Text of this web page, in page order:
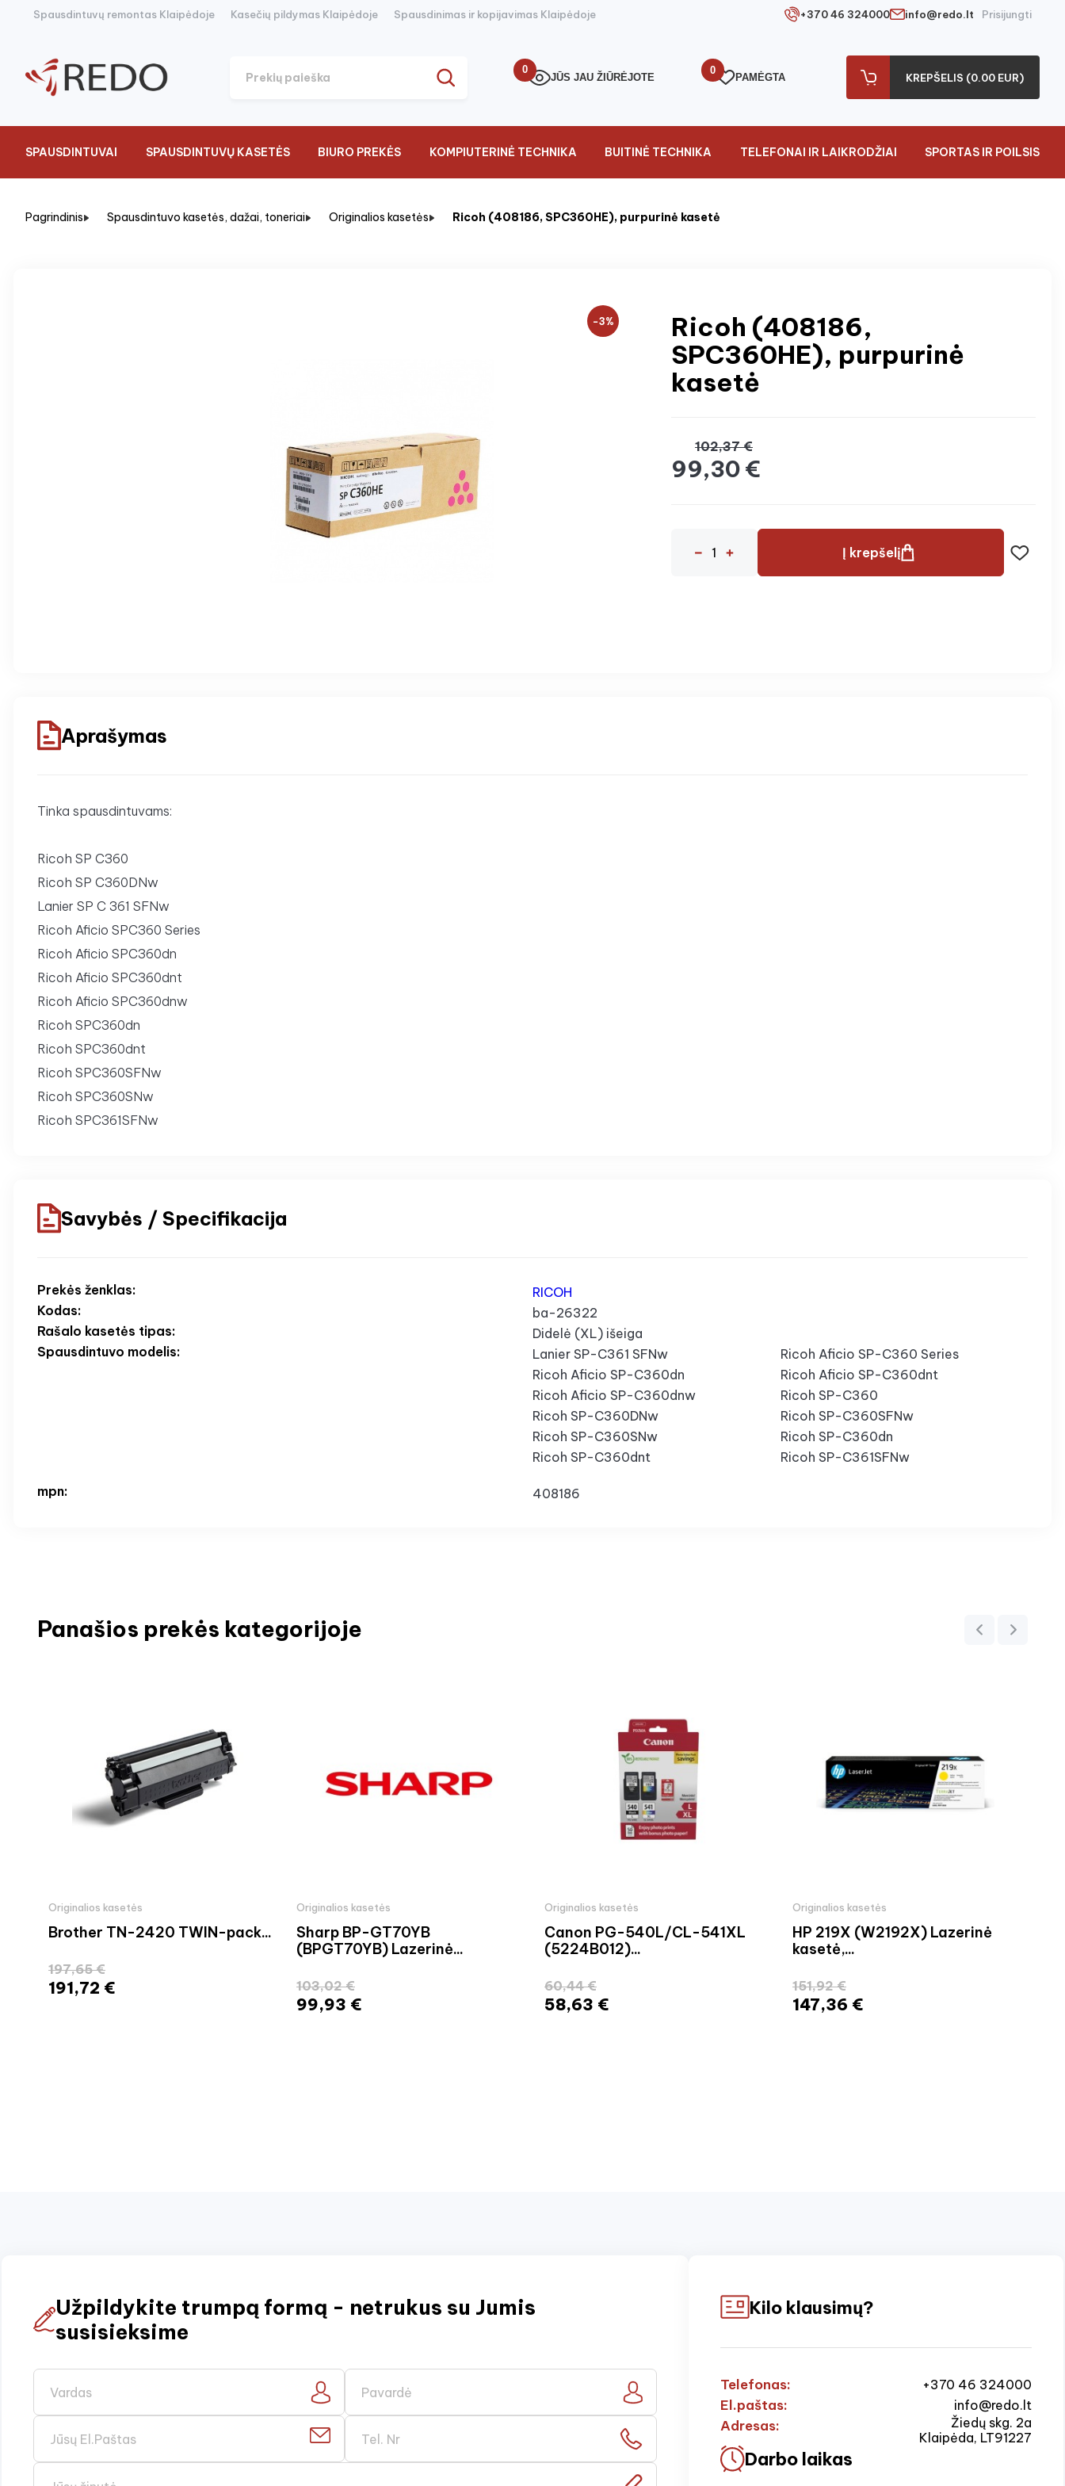
Spausdintuvų remontas Klaipėdoje Kasečių pildymas Klaipėdoje Spausdinimas ir kopijavimas Klaipėdoje +370 46 324000 info@redo.lt Prisijungti
0
JŪS JAU ŽIŪRĖJOTE
0
PAMĖGTA KREPŠELIS (0.00 EUR)
SPAUSDINTUVAI SPAUSDINTUVŲ KASETĖS BIURO PREKĖS KOMPIUTERINĖ TECHNIKA BUITINĖ TECHNIKA TELEFONAI IR LAIKRODŽIAI SPORTAS IR POILSIS
Pagrindinis Spausdintuvo kasetės, dažai, toneriai Originalios kasetės Ricoh (408186, SPC360HE), purpurinė kasetė
−3%
Ricoh (408186,
SPC360HE), purpurinė
kasetė
102,37 €
99,30 €
Į krepšelį
Aprašymas
Tinka spausdintuvams:
Ricoh SP C360
Ricoh SP C360DNw
Lanier SP C 361 SFNw
Ricoh Aficio SPC360 Series
Ricoh Aficio SPC360dn
Ricoh Aficio SPC360dnt
Ricoh Aficio SPC360dnw
Ricoh SPC360dn
Ricoh SPC360dnt
Ricoh SPC360SFNw
Ricoh SPC360SNw
Ricoh SPC361SFNw
Savybės / Specifikacija
Prekės ženklas:
RICOH
Kodas:
ba-26322
Rašalo kasetės tipas:
Didelė (XL) išeiga
Spausdintuvo modelis:
Lanier SP-C361 SFNw
Ricoh Aficio SP-C360 Series
Ricoh Aficio SP-C360dn
Ricoh Aficio SP-C360dnt
Ricoh Aficio SP-C360dnw
Ricoh SP-C360
Ricoh SP-C360DNw
Ricoh SP-C360SFNw
Ricoh SP-C360SNw
Ricoh SP-C360dn
Ricoh SP-C360dnt
Ricoh SP-C361SFNw
mpn: 408186
Panašios prekės kategorijoje
Originalios kasetės
Brother TN-2420 TWIN-pack...
197,65 €
191,72 €
Originalios kasetės
Sharp BP-GT70YB
(BPGT70YB) Lazerinė...
103,02 €
99,93 €
Originalios kasetės
Canon PG-540L/CL-541XL
(5224B012)...
60,44 €
58,63 €
Originalios kasetės
HP 219X (W2192X) Lazerinė
kasetė,...
151,92 €
147,36 €
Užpildykite trumpą formą - netrukus su Jumis
susisieksime
Kilo klausimų?
Telefonas: +370 46 324000
El.paštas: info@redo.lt
Adresas:
Žiedų skg. 2a
Klaipėda, LT91227
Darbo laikas